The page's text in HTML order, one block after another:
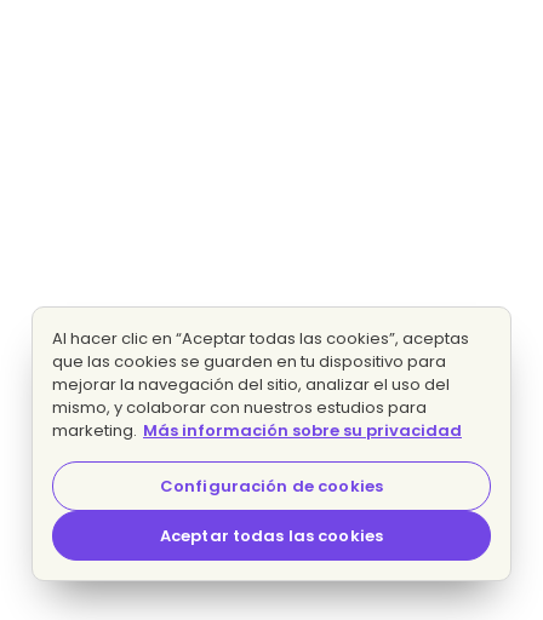
Al hacer clic en “Aceptar todas las cookies”, aceptas
que las cookies se guarden en tu dispositivo para
mejorar la navegación del sitio, analizar el uso del
mismo, y colaborar con nuestros estudios para
marketing. Más información sobre su privacidad
Configuración de cookies
Aceptar todas las cookies